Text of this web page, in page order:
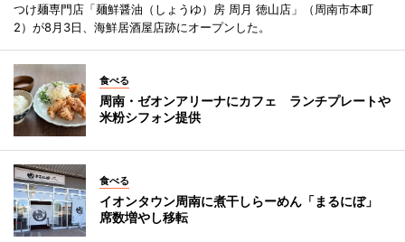
つけ麺専門店「麺鮮醤油（しょうゆ）房 周月 徳山店」（周南市本町
2）が8月3日、海鮮居酒屋店跡にオープンした。
食べる
周南・ゼオンアリーナにカフェ ランチプレートや
米粉シフォン提供
食べる
イオンタウン周南に煮干しらーめん「まるにぼ」
席数増やし移転